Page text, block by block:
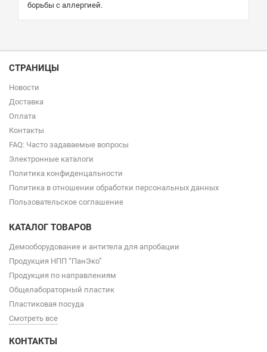
борьбы с аллергией.
СТРАНИЦЫ
Новости
Доставка
Оплата
Контакты
FAQ: Часто задаваемые вопросы
Электронные каталоги
Политика конфиденцальности
Политика в отношении обработки персональных данных
Пользовательское соглашение
КАТАЛОГ ТОВАРОВ
Демооборудование и антитела для апробации
Продукция НПП “ПанЭко”
Продукция по направлениям
Общелабораторный пластик
Пластиковая посуда
Смотреть все
КОНТАКТЫ